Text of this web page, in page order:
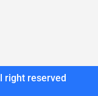
right reserved